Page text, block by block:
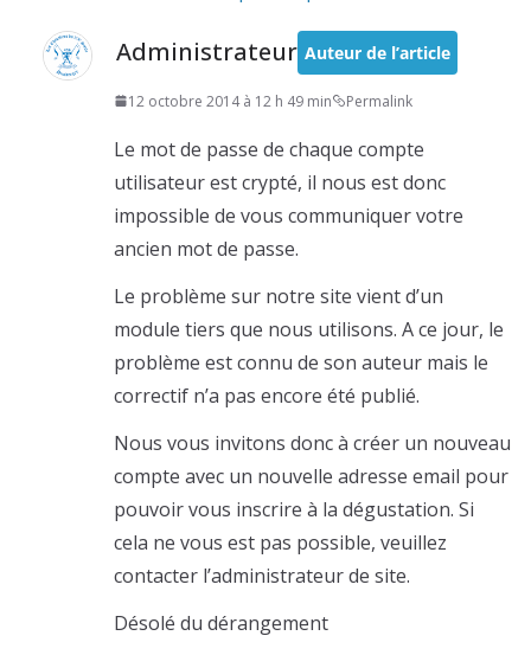
Administrateur Auteur de l’article
12 octobre 2014 à 12 h 49 min Permalink
Le mot de passe de chaque compte
utilisateur est crypté, il nous est donc
impossible de vous communiquer votre
ancien mot de passe.
Le problème sur notre site vient d’un
module tiers que nous utilisons. A ce jour, le
problème est connu de son auteur mais le
correctif n’a pas encore été publié.
Nous vous invitons donc à créer un nouveau
compte avec un nouvelle adresse email pour
pouvoir vous inscrire à la dégustation. Si
cela ne vous est pas possible, veuillez
contacter l’administrateur de site.
Désolé du dérangement